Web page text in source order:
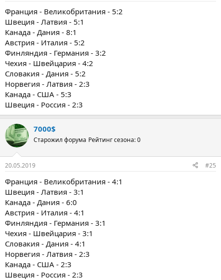
Франция - Великобритания - 5:2
Швеция - Латвия - 5:1
Канада - Дания - 8:1
Австрия - Италия - 5:2
Финляндия - Германия - 3:2
Чехия - Швейцария - 4:2
Словакия - Дания - 5:2
Норвегия - Латвия - 2:3
Канада - США - 5:3
Швеция - Россия - 2:3
7000$
Старожил форума Рейтинг сезона: 0
20.05.2019 #25
Франция - Великобритания - 4:1
Швеция - Латвия - 3:1
Канада - Дания - 6:0
Австрия - Италия - 4:1
Финляндия - Германия - 3:1
Чехия - Швейцария - 3:1
Словакия - Дания - 4:1
Норвегия - Латвия - 2:3
Канада - США - 2:3
Швеция - Россия - 2:3